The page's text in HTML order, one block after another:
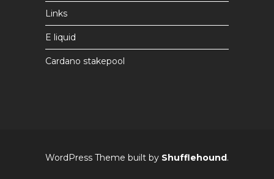
Links
E liquid
Cardano stakepool
WordPress Theme built by Shufflehound.